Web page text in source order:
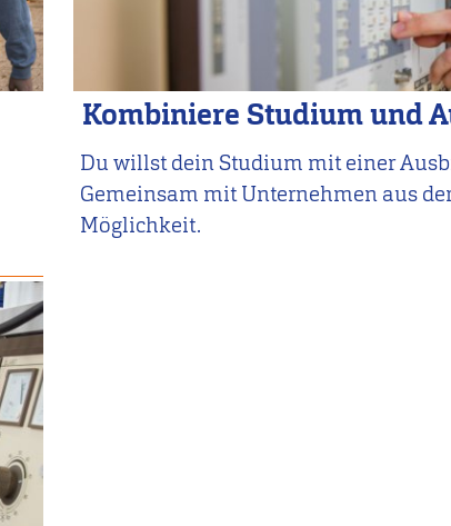
Kombiniere Studium und
Du willst dein Studium mit einer
Gemeinsam mit Unternehmen aus
Möglichkeit.